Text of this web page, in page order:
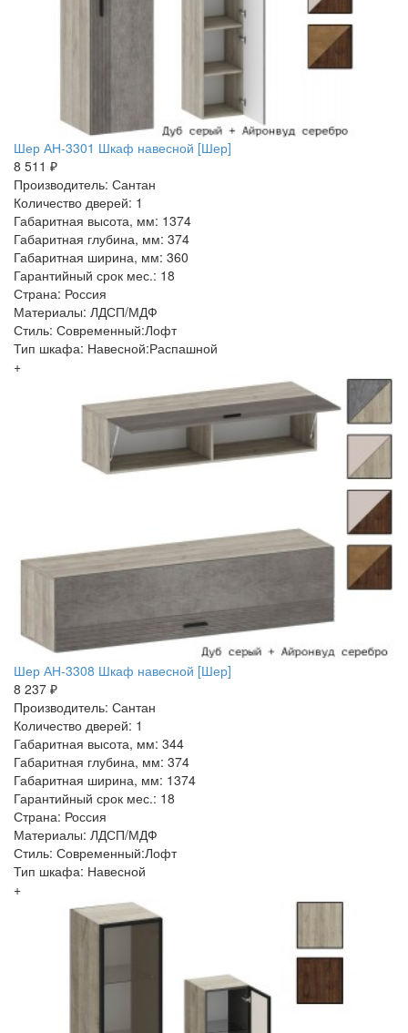
Шер АН-3301 Шкаф навесной [Шер]
8 511 ₽
Производитель: Сантан
Количество дверей: 1
Габаритная высота, мм: 1374
Габаритная глубина, мм: 374
Габаритная ширина, мм: 360
Гарантийный срок мес.: 18
Страна: Россия
Материалы: ЛДСП/МДФ
Стиль: Современный:Лофт
Тип шкафа: Навесной:Распашной
+
Шер АН-3308 Шкаф навесной [Шер]
8 237 ₽
Производитель: Сантан
Количество дверей: 1
Габаритная высота, мм: 344
Габаритная глубина, мм: 374
Габаритная ширина, мм: 1374
Гарантийный срок мес.: 18
Страна: Россия
Материалы: ЛДСП/МДФ
Стиль: Современный:Лофт
Тип шкафа: Навесной
+